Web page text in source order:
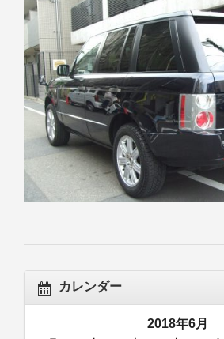
カレンダー
2018年6月